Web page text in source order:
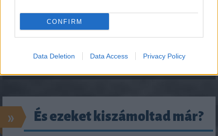
CONFIRM
Data Deletion Data Access Privacy Policy
» És ezeket kiszámoltad már?